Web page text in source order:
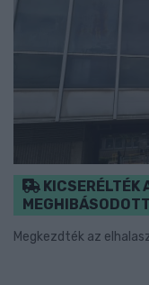
KICSERÉLTÉK
Megkezdték az